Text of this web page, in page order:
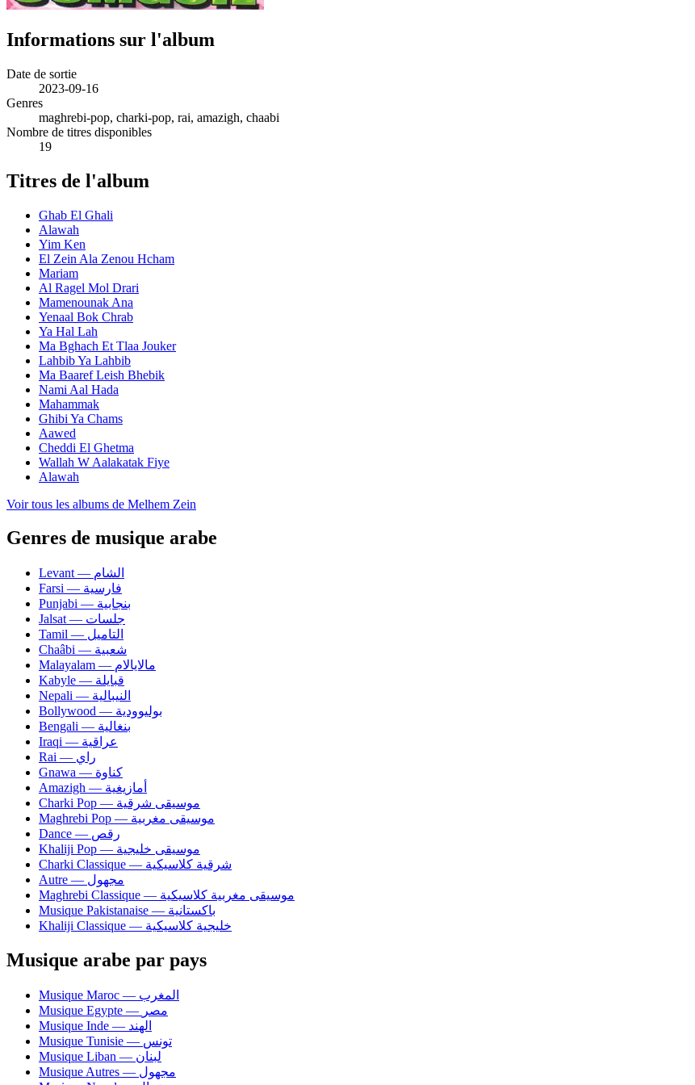
Informations sur l'album
Date de sortie
2023-09-16
Genres
maghrebi-pop, charki-pop, rai, amazigh, chaabi
Nombre de titres disponibles
19
Titres de l'album
Ghab El Ghali
Alawah
Yim Ken
El Zein Ala Zenou Hcham
Mariam
Al Ragel Mol Drari
Mamenounak Ana
Yenaal Bok Chrab
Ya Hal Lah
Ma Bghach Et Tlaa Jouker
Lahbib Ya Lahbib
Ma Baaref Leish Bhebik
Nami Aal Hada
Mahammak
Ghibi Ya Chams
Aawed
Cheddi El Ghetma
Wallah W Aalakatak Fiye
Alawah
Voir tous les albums de Melhem Zein
Genres de musique arabe
Levant — الشام
Farsi — فارسية
Punjabi — بنجابية
Jalsat — جلسات
Tamil — التاميل
Chaâbi — شعبية
Malayalam — مالايالام
Kabyle — قبايلة
Nepali — النيبالية
Bollywood — بوليوودية
Bengali — بنغالية
Iraqi — عراقية
Rai — راي
Gnawa — كناوة
Amazigh — أمازيغية
Charki Pop — موسيقى شرقية
Maghrebi Pop — موسيقى مغربية
Dance — رقص
Khaliji Pop — موسيقى خليجية
Charki Classique — شرقية كلاسيكية
Autre — مجهول
Maghrebi Classique — موسيقى مغربية كلاسيكية
Musique Pakistanaise — باكستانية
Khaliji Classique — خليجية كلاسيكية
Musique arabe par pays
Musique Maroc — المغرب
Musique Egypte — مصر
Musique Inde — الهند
Musique Tunisie — تونس
Musique Liban — لبنان
Musique Autres — مجهول